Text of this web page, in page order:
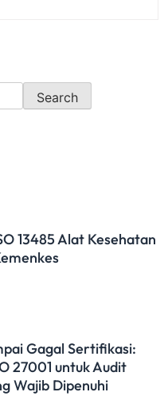
Search
13485 Alat Kesehatan
Gagal Sertifikasi:
27001 untuk Audit
Wajib Dipenuhi